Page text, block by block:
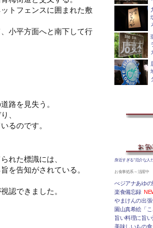
トフェンスに囲まれた敷
小平方面へと南下して行
路を見失う。
、
るのです。
れた標識には、
を告知がされている。
認できました。
身近すぎる“厄介な人
お食事処系～活躍中
べジアナあゆ
楽食備忘録
やまけんの出
園山真希絵「
旨い料理に旨
美味しいもの